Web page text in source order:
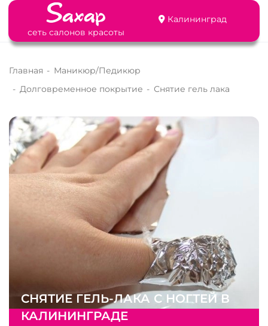
сеть салонов красоты
Калининград
Главная - Маникюр/Педикюр
- Долговременное покрытие - Снятие гель лака
СНЯТИЕ ГЕЛЬ-ЛАКА С НОГТЕЙ В
КАЛИНИНГРАДЕ